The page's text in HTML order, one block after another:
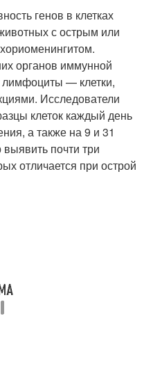
генов в клетках
с острым или
органов иммунной
лимфоциты — клетки,
Исследователи
клеток каждый день
а также на 9 и 31
почти три
отличается при острой